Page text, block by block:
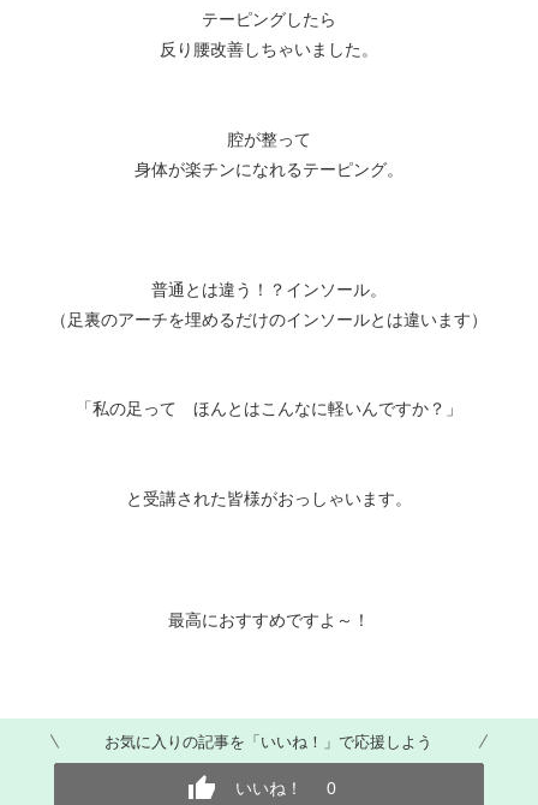
⁡テーピングしたら⁡
⁡反り腰改善しちゃいました。
腔が整って
身体が楽チンになれるテーピング。
普通とは違う！？インソール。
（足裏のアーチを埋めるだけのインソールとは違います）
「私の足って ほんとはこんなに軽いんですか？」
と受講された皆様がおっしゃいます。
最高におすすめですよ～！
お気に入りの記事を「いいね！」で応援しよう
いいね！ 0